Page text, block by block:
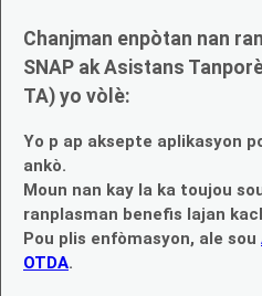
Chanjman enpòtan nan
SNAP ak Asistans
TA) yo vòlè:
Yo p ap aksepte aplikasyon
ankò.
Moun nan kay la ka toujou
ranplasman benefis lajan
Pou plis enfòmasyon, ale sou
OTDA.